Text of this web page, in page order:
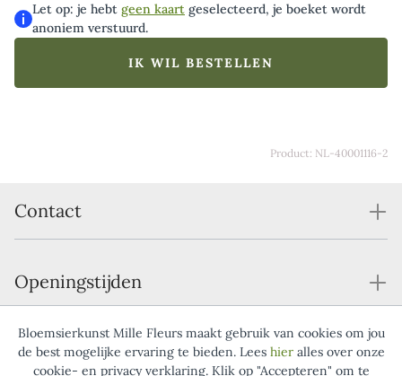
krijgen. De drie handgemaakte bonbons zijn gehuld in
een luxe cadeauverpakking en gevuld met een romige
en zachte pralinévulling in de smaken amandel,
hazelnoot en pistache. Een kleurrijk trio dat
Let op: je hebt geen kaart geselecteerd, je boeket wordt
anoniem verstuurd.
IK WIL BESTELLEN
Product: NL-40001116-2
Contact
Openingstijden
Service
Bloemsierkunst Mille Fleurs maakt gebruik van cookies om jou
de best mogelijke ervaring te bieden. Lees hieralles over onze
cookie- en privacy verklaring. Klik op "Accepteren" om te